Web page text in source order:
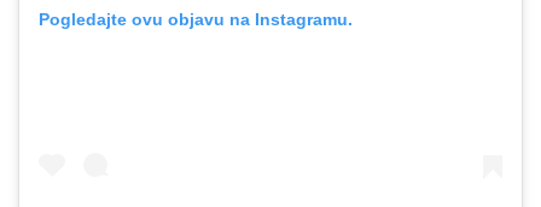
Pogledajte ovu objavu na Instagramu.